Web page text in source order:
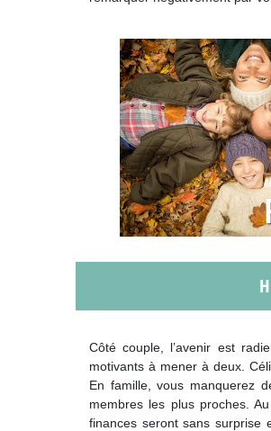
Côté couple, l’avenir est
motivants à mener à deux.
En famille, vous manquerez
membres les plus proches.
finances seront sans surprise